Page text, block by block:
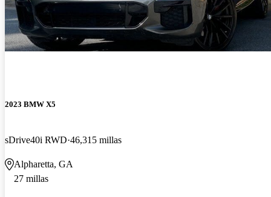
2023 BMW X5
sDrive40i RWD 46,315 millas
Alpharetta, GA
27 millas